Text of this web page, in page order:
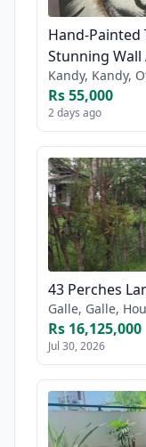
Hand-Painted
Stunning
Kandy, Kandy,
Rs 55,000
2 days ago
43 Perches
Galle, Galle,
Rs 16,125,000
Jul 30, 2026